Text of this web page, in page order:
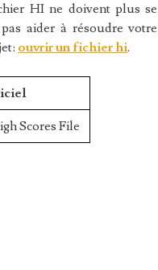
HI ne doivent plus se
aider à résoudre votre
ouvrir un fichier hi.
Scores File